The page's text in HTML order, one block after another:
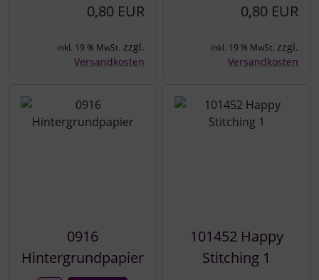
0,80 EUR
inkl. 19 % MwSt. zzgl.
Versandkosten
0,80 EUR
inkl. 19 % MwSt. zzgl.
Versandkosten
0916
Hintergrundpapier
101452 Happy
Stitching 1